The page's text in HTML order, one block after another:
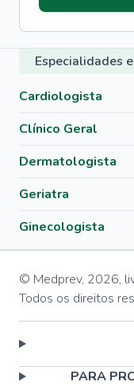
Especialidades
Cardiologista
Clínico Geral
Dermatologista
Geriatra
Ginecologista
© Medprev, 2026,
Todos os direitos
PARA